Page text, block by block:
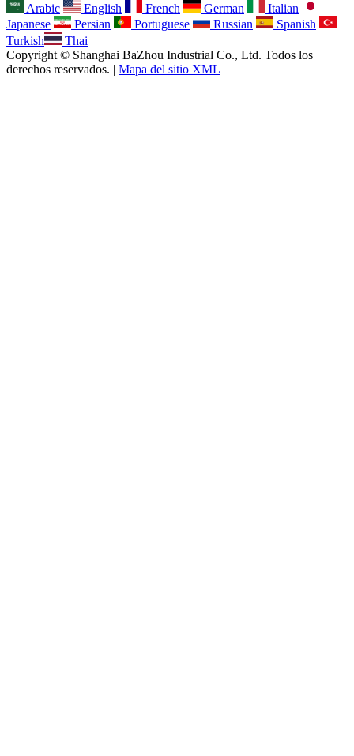
Arabic English French German
Italian
Japanese
Persian Portuguese Russian
Spanish
Turkish
Thai
Copyright © Shanghai BaZhou Industrial Co., Ltd. Todos los
derechos reservados. | Mapa del sitio XML